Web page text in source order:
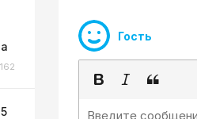
162
Гость